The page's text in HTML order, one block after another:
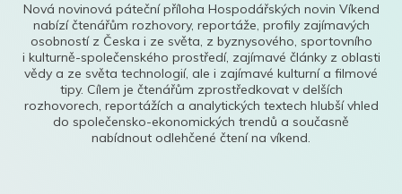
Nová novinová páteční příloha Hospodářských novin Víkend
nabízí čtenářům rozhovory, reportáže, profily zajímavých
osobností z Česka i ze světa, z byznysového, sportovního
i kulturně-společenského prostředí, zajímavé články z oblasti
vědy a ze světa technologií, ale i zajímavé kulturní a filmové
tipy. Cílem je čtenářům zprostředkovat v delších
rozhovorech, reportážích a analytických textech hlubší vhled
do společensko-ekonomických trendů a současně
nabídnout odlehčené čtení na víkend.